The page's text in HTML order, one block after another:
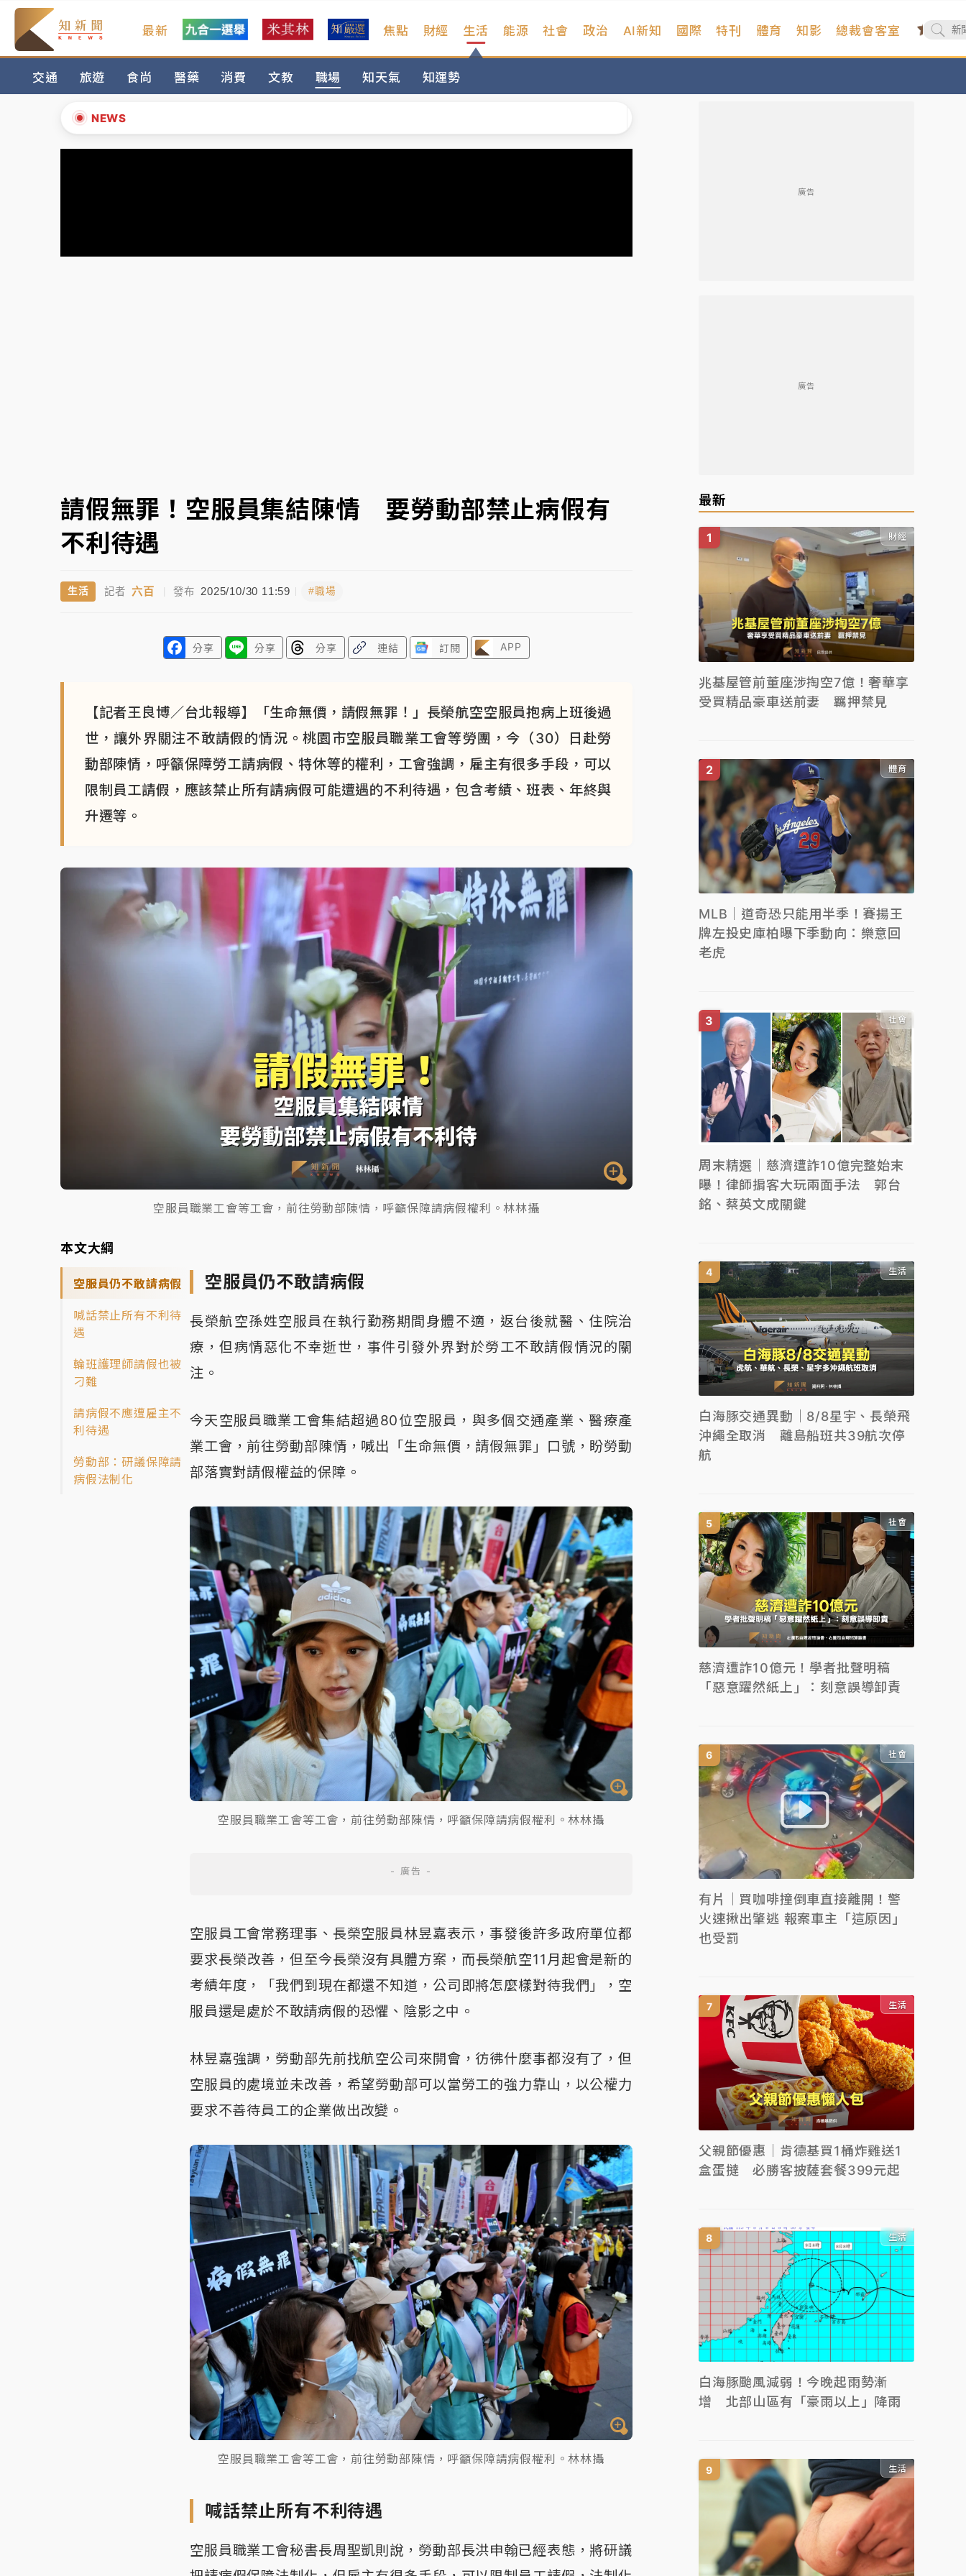
最新 焦點 財經 生活
交通 旅遊 食尚 醫藥 消費 文教 職場 知天氣 知運勢
能源 社會 政治 AI新知 國際 特刊 體育 知影 總裁會客室
NEWS
周末精選｜ 慈濟遭詐10億完整始末曝！律師掮客大玩兩面手法 郭台銘、蔡英文成關鍵
本周爆款短影音｜
周末精選｜ 跨境網購族注意！EZ Way若改由政府委任 預算難關如何解？
請假無罪！空服員集結陳情 要勞動部禁止病假有
不利待遇
生活 記者 六百 發布 2025/10/30 11:59 #職場
分享 分享 分享 連結 訂閱 APP
【記者王良博／台北報導】「生命無價，請假無罪！」長榮航空空服員抱病上班後過
世，讓外界關注不敢請假的情況。桃園市空服員職業工會等勞團，今（30）日赴勞
動部陳情，呼籲保障勞工請病假、特休等的權利，工會強調，雇主有很多手段，可以
限制員工請假，應該禁止所有請病假可能遭遇的不利待遇，包含考績、班表、年終與
升遷等。
空服員職業工會等工會，前往勞動部陳情，呼籲保障請病假權利。林林攝
本文大綱
空服員仍不敢請病假
喊話禁止所有不利待
遇
輪班護理師請假也被
刁難
請病假不應遭雇主不
利待遇
勞動部：研議保障請
病假法制化
空服員仍不敢請病假
長榮航空孫姓空服員在執行勤務期間身體不適，返台後就醫、住院治
療，但病情惡化不幸逝世，事件引發外界對於勞工不敢請假情況的關
注。
今天空服員職業工會集結超過80位空服員，與多個交通產業、醫療產
業工會，前往勞動部陳情，喊出「生命無價，請假無罪」口號，盼勞動
部落實對請假權益的保障。
空服員職業工會等工會，前往勞動部陳情，呼籲保障請病假權利。林林攝
空服員工會常務理事、長榮空服員林昱嘉表示，事發後許多政府單位都
要求長榮改善，但至今長榮沒有具體方案，而長榮航空11月起會是新的
考績年度，「我們到現在都還不知道，公司即將怎麼樣對待我們」，空
服員還是處於不敢請病假的恐懼、陰影之中。
林昱嘉強調，勞動部先前找航空公司來開會，彷彿什麼事都沒有了，但
空服員的處境並未改善，希望勞動部可以當勞工的強力靠山，以公權力
要求不善待員工的企業做出改變。
空服員職業工會等工會，前往勞動部陳情，呼籲保障請病假權利。林林攝
喊話禁止所有不利待遇
空服員職業工會秘書長周聖凱則說，勞動部長洪申翰已經表態，將研議
廣告
廣告
最新
財經
兆基屋管前董座涉掏空7億！奢華享
受買精品豪車送前妻 羈押禁見
體育
MLB｜道奇恐只能用半季！賽揚王
牌左投史庫柏曝下季動向：樂意回
老虎
社會
周末精選｜慈濟遭詐10億完整始末
曝！律師掮客大玩兩面手法 郭台
銘、蔡英文成關鍵
生活
白海豚交通異動｜8/8星宇、長榮飛
沖繩全取消 離島船班共39航次停
航
社會
慈濟遭詐10億元！學者批聲明稿
「惡意躍然紙上」：刻意誤導卸責
社會
有片｜買咖啡撞倒車直接離開！警
火速揪出肇逃 報案車主「這原因」
也受罰
生活
父親節優惠｜肯德基買1桶炸雞送1
盒蛋撻 必勝客披薩套餐399元起
生活
白海豚颱風減弱！今晚起雨勢漸
增 北部山區有「豪雨以上」降雨
生活